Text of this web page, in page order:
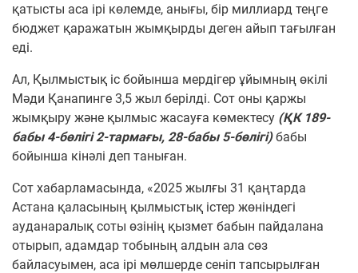
қатысты аса ірі көлемде, анығы, бір миллиард теңге
бюджет қаражатын жымқырды деген айып тағылған
еді.
Ал, Қылмыстық іс бойынша мердігер ұйымның өкілі
Мәди Қанапинге 3,5 жыл берілді. Сот оны қаржы
жымқыру және қылмыс жасауға көмектесу (ҚК 189-
бабы 4-бөлігі 2-тармағы, 28-бабы 5-бөлігі)бабы
бойынша кінәлі деп таныған.
Сот хабарламасында, «2025 жылғы 31 қаңтарда
Астана қаласының қылмыстық істер жөніндегі
ауданаралық соты өзінің қызмет бабын пайдалана
отырып, адамдар тобының алдын ала сөз
байласуымен, аса ірі мөлшерде сеніп тапсырылған